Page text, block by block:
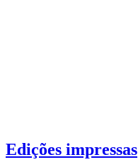
Edições impressas